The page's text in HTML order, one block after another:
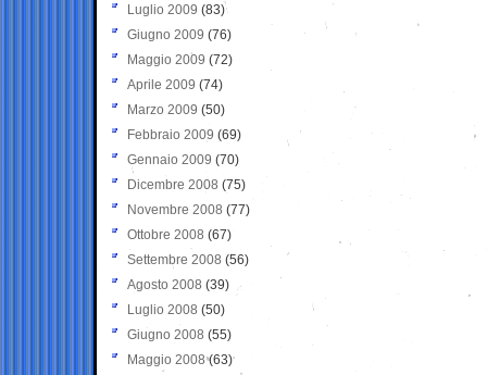
Luglio 2009 (83)
Giugno 2009 (76)
Maggio 2009 (72)
Aprile 2009 (74)
Marzo 2009 (50)
Febbraio 2009 (69)
Gennaio 2009 (70)
Dicembre 2008 (75)
Novembre 2008 (77)
Ottobre 2008 (67)
Settembre 2008 (56)
Agosto 2008 (39)
Luglio 2008 (50)
Giugno 2008 (55)
Maggio 2008(63)